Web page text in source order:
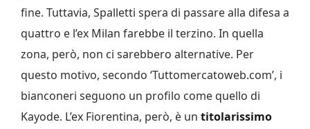
fine. Tuttavia, Spalletti spera di passare alla difesa a
quattro e l’ex Milan farebbe il terzino. In quella
zona, però, non ci sarebbero alternative. Per
questo motivo, secondo ‘Tuttomercatoweb.com’, i
bianconeri seguono un profilo come quello di
Kayode. L’ex Fiorentina, però, è un titolarissimo